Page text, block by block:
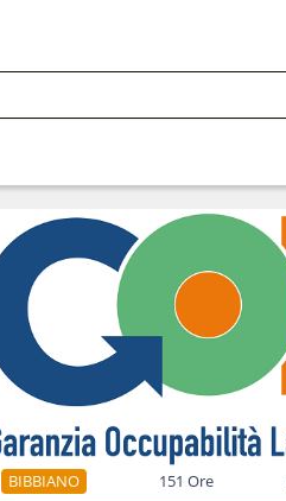
BIBBIANO 151 Ore